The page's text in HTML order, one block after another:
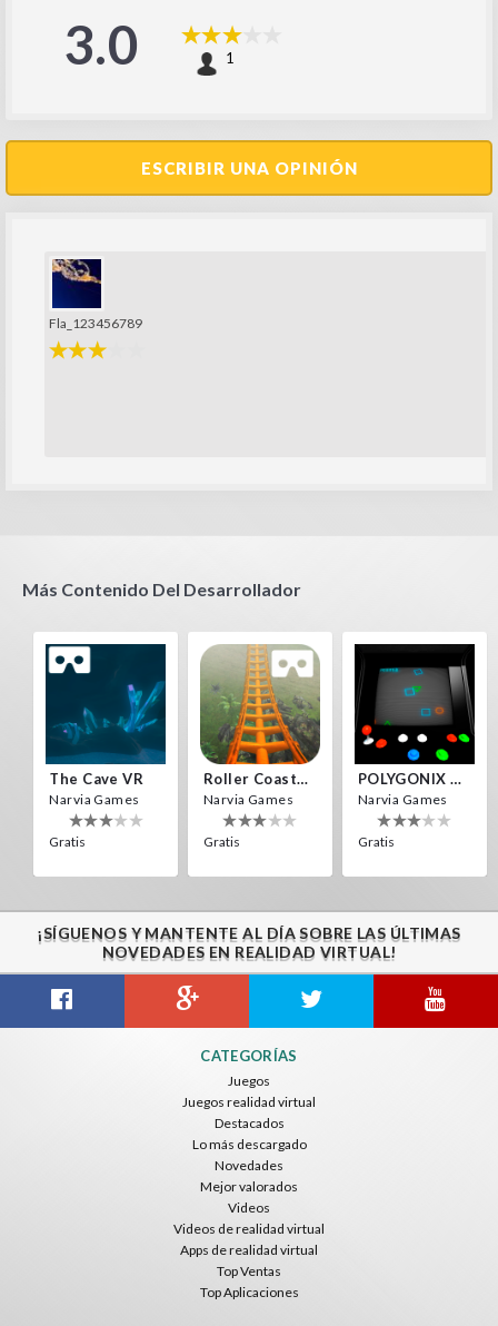
3.0 1
ESCRIBIR UNA OPINIÓN
Fla_123456789
Más Contenido Del Desarrollador
The Cave VR
Narvia Games
Gratis
Roller Coaster VR
Narvia Games
Gratis
POLYGONIX VR
Narvia Games
Gratis
¡SÍGUENOS Y MANTENTE AL DÍA SOBRE LAS ÚLTIMAS
NOVEDADES EN REALIDAD VIRTUAL!
CATEGORÍAS
Juegos
Juegos realidad virtual
Destacados
Lo más descargado
Novedades
Mejor valorados
Videos
Videos de realidad virtual
Apps de realidad virtual
Top Ventas
Top Aplicaciones